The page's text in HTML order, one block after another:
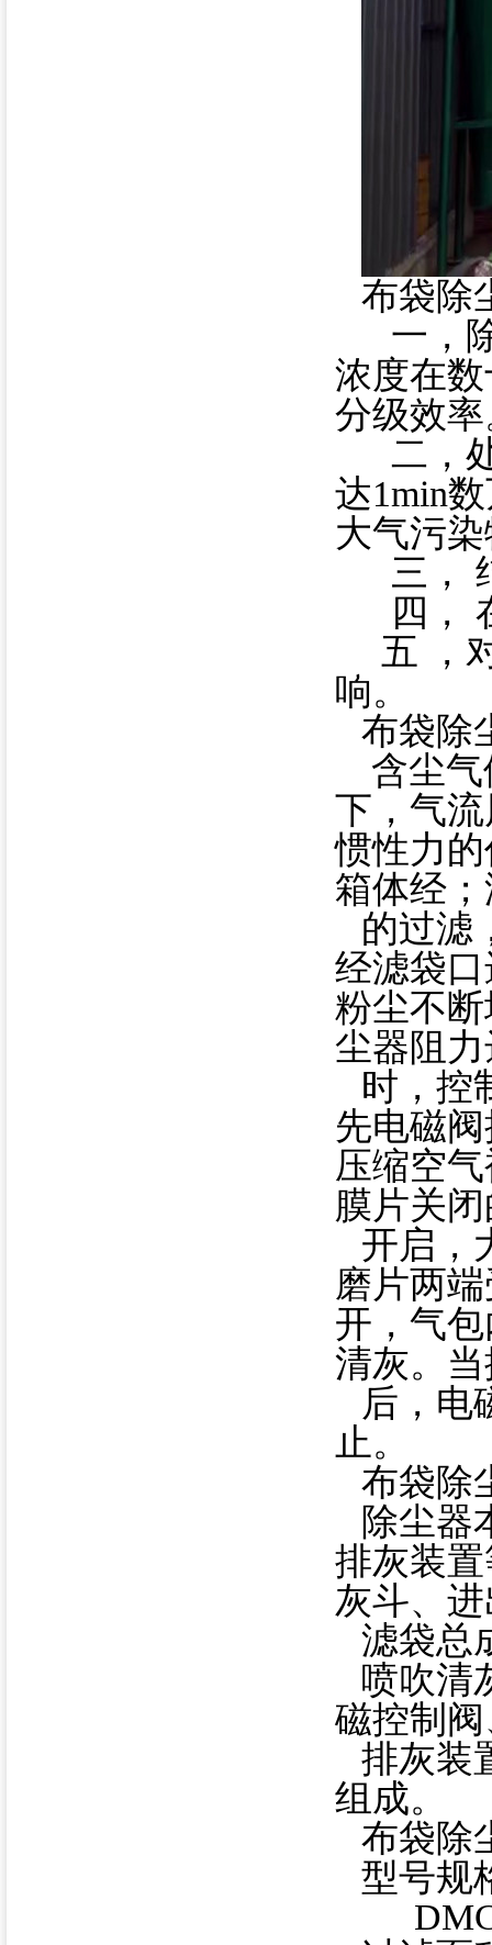
布袋除
一，
浓度在
分级效
二，
达1min
大气污
三，
四，
五 ，
响。
布袋除
含尘
下，气
惯性力
箱体经
的过滤
经滤袋
粉尘不
尘器阻
时，控
先电磁
压缩空
膜片关
开启，
磨片两
开，气
清灰。
后，电
止。
布袋除
除尘器
排灰装
灰斗、
滤袋总
喷吹清
磁控制
排灰装
组成。
布袋除
型号规